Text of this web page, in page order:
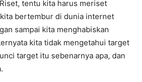
tentu kita harus meriset
bertembur di dunia internet
sampai kita menghabiskan
kita tidak mengetahui target
target itu sebenarnya apa, dan